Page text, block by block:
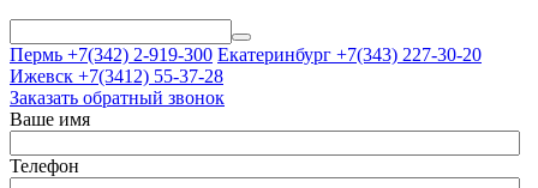
Пермь +7(342) 2-919-300 Екатеринбург +7(343) 227-30-20
Ижевск +7(3412) 55-37-28
Заказать обратный звонок
Ваше имя
Телефон